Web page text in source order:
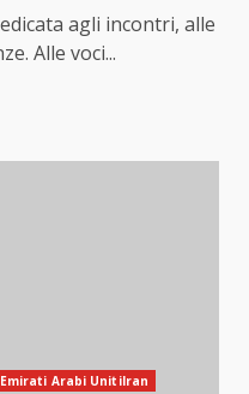
agli incontri, alle
Alle voci...
Emirati Arabi UnitiIran